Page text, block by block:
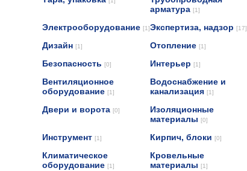
арматура [1]
Электрооборудование [1]Экспертиза, надзор [17]
Дизайн [1] Отопление [1]
Безопасность [0] Интерьер [1]
Вентиляционное
оборудование [1]
Водоснабжение и
канализация [1]
Двери и ворота [0]
Изоляционные
материалы [0]
Инструмент [1] Кирпич, блоки [0]
Климатическое
оборудование [1]
Кровельные
материалы [1]